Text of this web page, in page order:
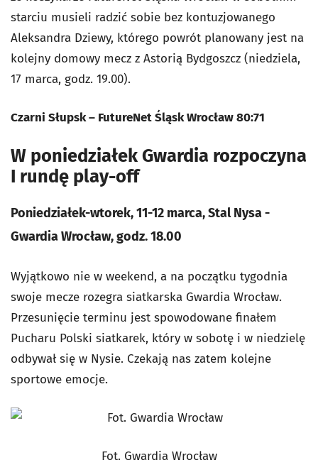
starciu musieli radzić sobie bez kontuzjowanego
Aleksandra Dziewy, którego powrót planowany jest na
kolejny domowy mecz z Astorią Bydgoszcz (niedziela,
17 marca, godz. 19.00).
Czarni Słupsk – FutureNet Śląsk Wrocław 80:71
W poniedziałek Gwardia rozpoczyna
I rundę play-off
Poniedziałek-wtorek, 11-12 marca, Stal Nysa -
Gwardia Wrocław, godz. 18.00
Wyjątkowo nie w weekend, a na początku tygodnia
swoje mecze rozegra siatkarska Gwardia Wrocław.
Przesunięcie terminu jest spowodowane finałem
Pucharu Polski siatkarek, który w sobotę i w niedzielę
odbywał się w Nysie. Czekają nas zatem kolejne
sportowe emocje.
Fot. Gwardia Wrocław